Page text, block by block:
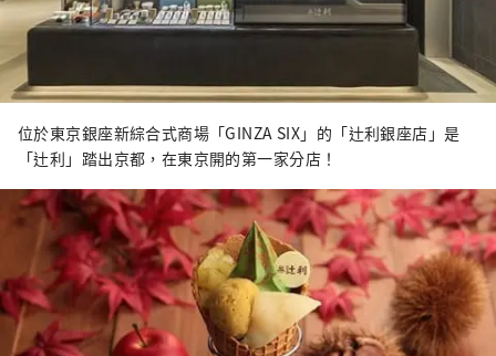
位於東京銀座新綜合式商場「GINZA SIX」的「辻利銀座店」是
「辻利」踏出京都，在東京開的第一家分店！